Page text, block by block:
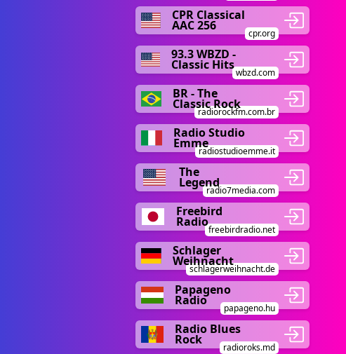
CPR Classical
AAC 256
cpr.org
93.3 WBZD -
Classic Hits
wbzd.com
BR - The
Classic Rock
radiorockfm.com.br
Radio Studio
Emme
radiostudioemme.it
The
Legend
radio7media.com
Freebird
Radio
freebirdradio.net
Schlager
Weihnacht
schlagerweihnacht.de
Papageno
Radio
papageno.hu
Radio Blues
Rock
radioroks.md